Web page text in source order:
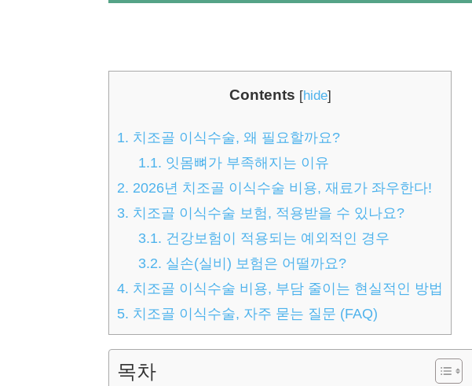
Contents [hide]
1. 치조골 이식수술, 왜 필요할까요?
1.1. 잇몸뼈가 부족해지는 이유
2. 2026년 치조골 이식수술 비용, 재료가 좌우한다!
3. 치조골 이식수술 보험, 적용받을 수 있나요?
3.1. 건강보험이 적용되는 예외적인 경우
3.2. 실손(실비) 보험은 어떨까요?
4. 치조골 이식수술 비용, 부담 줄이는 현실적인 방법
5. 치조골 이식수술, 자주 묻는 질문 (FAQ)
목차